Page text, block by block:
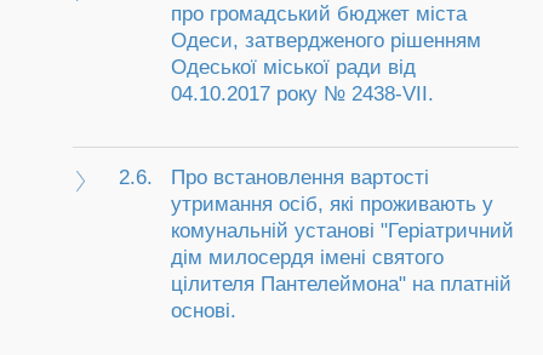
про громадський бюджет міста
Одеси, затвердженого рішенням
Одеської міської ради від
04.10.2017 року № 2438-VII.
2.6.
Про встановлення вартості
утримання осіб, які проживають у
комунальній установі "Геріатричний
дім милосердя імені святого
цілителя Пантелеймона" на платній
основі.